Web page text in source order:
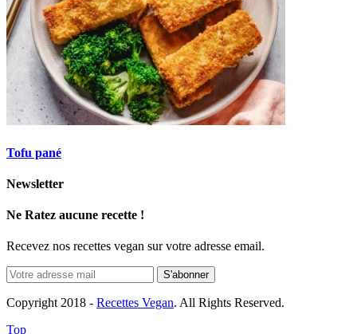
Tofu pané
Newsletter
Ne Ratez aucune recette !
Recevez nos recettes vegan sur votre adresse email.
Copyright 2018 - Recettes Vegan. All Rights Reserved.
Top